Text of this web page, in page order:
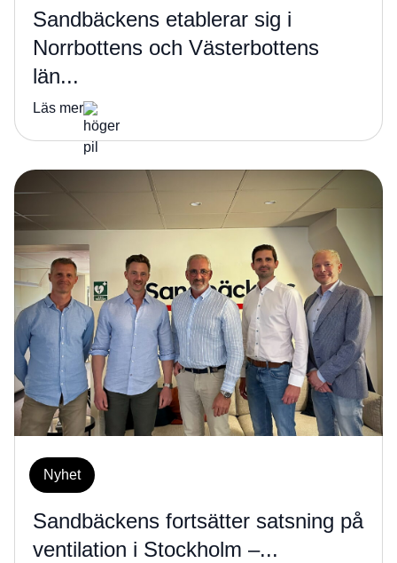
Sandbäckens etablerar sig i
Norrbottens och Västerbottens
län...
Läs mer
Nyhet
Sandbäckens fortsätter satsning på
ventilation i Stockholm –...